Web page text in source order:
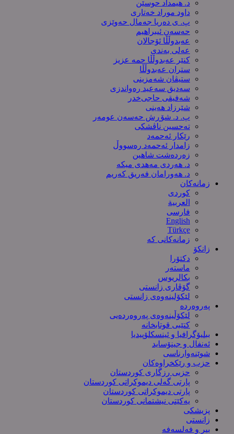
د. هیمداد حوسێن
داود موراد خەتاری
پ. ی دەریا جەمال حەوێزی
حەسەن ئیبراهیم
عەبدوڵڵا ئۆجالان
عەلی بەندی
کنێر عەبدوڵڵا حمە عزیز
ستران عەبدوڵڵا
ستیڤان شەمزینی
سەدیق سەعید رەواندزی
شه‌فیقی حاجی‌خدر
شێرزاد هەینی
پ. د. شۆڕش حەسەن عومەر
تەحسین ناڤشکی
رێکار ئەحمەد
زامدار ئەحمەد رەسووڵ
زه‌رده‌شت شاهین
د. هەردی مەهدی میکە
د. هەورامان فەریق كەریم
زمانەکان
کوردی
العربیة
فارسی
English
Türkçe
زمانەکانی کە
زانکۆ
دکتۆرا
ماستەر
بکالریوس
گۆڤاری زانستی
لێکۆلینەوەی زانستی
پەروەردە
لێکۆڵینەوەی پەروەردەیی
کتێبی قوتابخانە
ببلیۆگرافیا و ئینسکلۆپیدیا
ئەنفال و جینۆساید
شوێنەوارناسی
حزب و رێکخراوەکان
حزبی رزگاری کوردستان
پارتی گەلی دیموکراتی کوردستان
پارتی دیموکراتی کوردستان
یەکێتی نیشتمانی کوردستان
پزیشکی
زانستی
بیر و فەلسەفە